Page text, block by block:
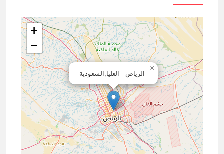
الرياض - العليا,السعودية
×
+
−